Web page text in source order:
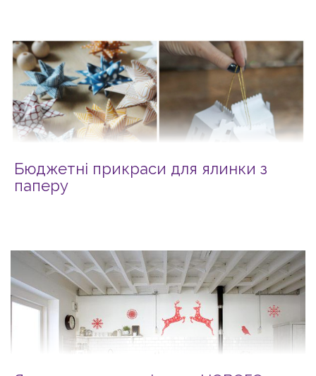
Бюджетні прикраси для ялинки з
паперу